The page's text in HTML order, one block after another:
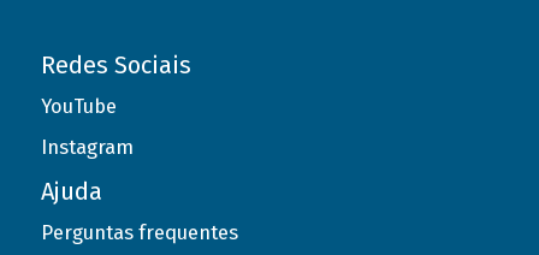
Redes Sociais
YouTube
Instagram
Ajuda
Perguntas frequentes